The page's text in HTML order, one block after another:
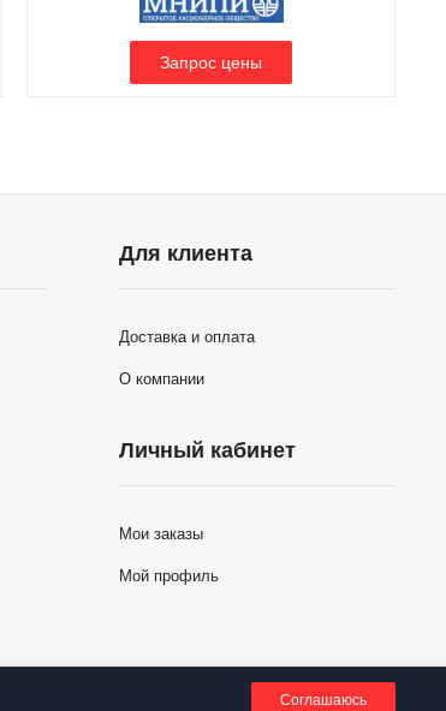
Для клиента
Доставка и оплата
О компании
Личный кабинет
Мои заказы
Мой профиль
Соглашаюсь